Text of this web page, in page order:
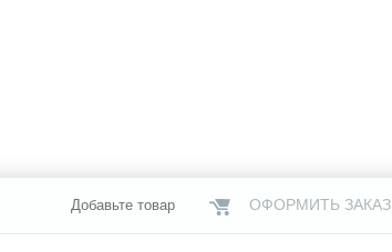
Добавьте товар ОФОРМИТЬ ЗАКАЗ